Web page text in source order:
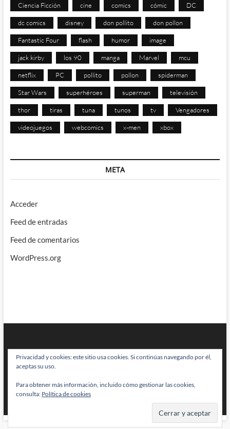
Ciencia Ficción cine comics cómic DC
dc comics disney don pollito don pollon
Fantastic Four flash humor image
jack kirby los 90 manga Marvel mcu
netflix PC pollito pollon spiderman
Star Wars superhéroes superman televisión
thor tiras tuna tunos tv Vengadores
videojuegos webcomics x-men xbox
META
Acceder
Feed de entradas
Feed de comentarios
WordPress.org
BRAINSTOMPING| Diseñado por:Theme Freesia|WordPress| © Todos
los derechos reservados
Privacidad y cookies: este sitio usa cookies. Si continúas navegando por él,
aceptas su uso.
Para obtener más información, incluido cómo gestionar las cookies,
consulta: Política de cookies